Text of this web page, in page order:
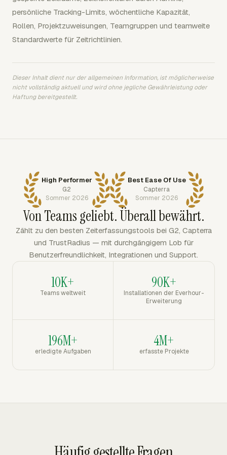
persönliche Tracking-Limits, wöchentliche Kapazität,
Rollen, Projektzuweisungen, Teamgruppen und teamweite
Standardwerte für Zeitrichtlinien.
Dieser Inhalt dient nur der allgemeinen Information, ist möglicherweise
nicht vollständig aktuell und wird ohne jegliche Gewährleistung oder
Haftung bereitgestellt.
High Performer
G2
Sommer 2026
Best Ease Of Use
Capterra
Sommer 2026
Von Teams geliebt. Überall bewährt.
Zählt zu den besten Zeiterfassungstools bei G2, Capterra
und TrustRadius — mit durchgängigem Lob für
Benutzerfreundlichkeit, Integrationen und Support.
10K+
Teams weltweit
90K+
Installationen der Everhour-
Erweiterung
196M+
erledigte Aufgaben
4M+
erfasste Projekte